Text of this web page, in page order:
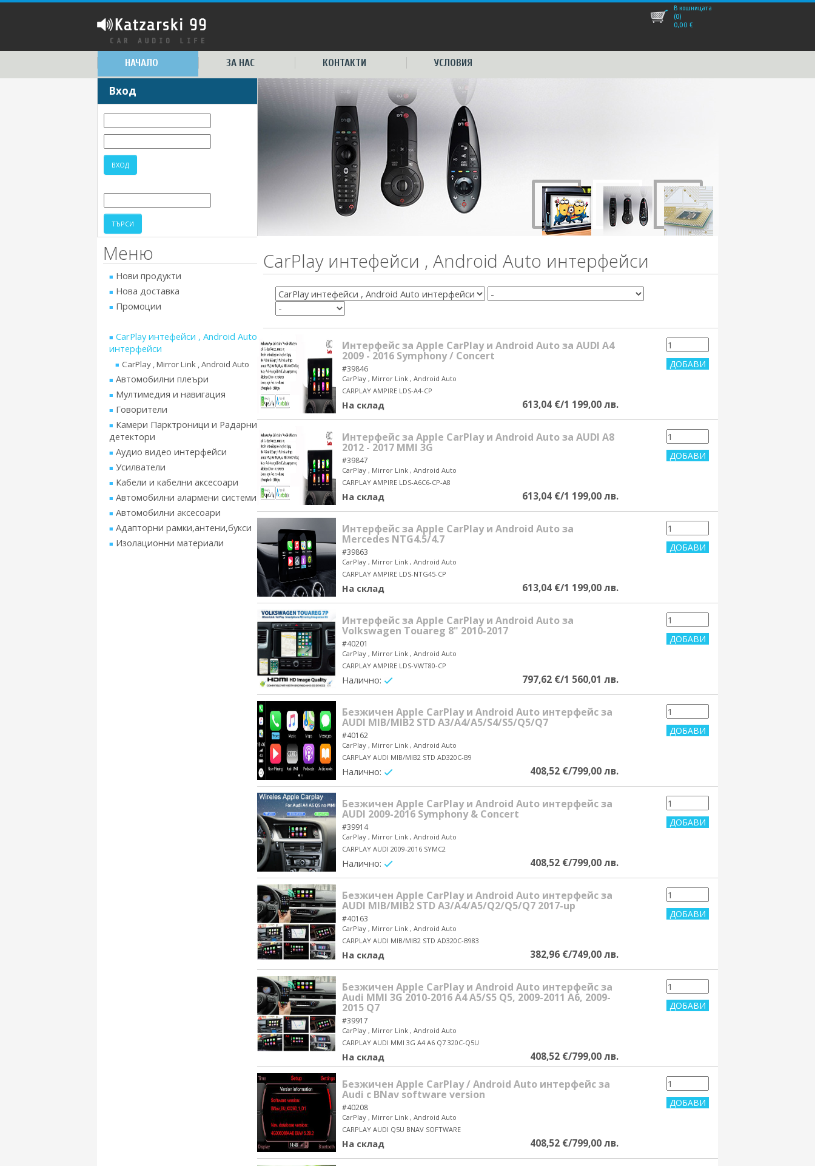
НАЧАЛО ЗА НАС КОНТАКТИ УСЛОВИЯ
В кошницата
(0)
0,00 €
Вход
Меню
Нови продукти
Нова доставка
Промоции
CarPlay интефейси , Android Auto
интерфейси
CarPlay , Mirror Link , Android Auto
Автомобилни плеъри
Мултимедия и навигация
Говорители
Камери Парктроници и Радарни
детектори
Аудио видео интерфейси
Усилватели
Кабели и кабелни аксесоари
Автомобилни алармени системи
Автомобилни аксесоари
Адапторни рамки,антени,букси
Изолационни материали
CarPlay интефейси , Android Auto интерфейси
Интерфейс за Apple CarPlay и Android Auto за AUDI A4
2009 - 2016 Symphony / Concert
#39846
CarPlay , Mirror Link , Android Auto
CARPLAY AMPIRE LDS-A4-CP
На склад 613,04 €/1 199,00 лв.
Интерфейс за Apple CarPlay и Android Auto за AUDI A8
2012 - 2017 MMI 3G
#39847
CarPlay , Mirror Link , Android Auto
CARPLAY AMPIRE LDS-A6C6-CP-A8
На склад 613,04 €/1 199,00 лв.
Интерфейс за Apple CarPlay и Android Auto за
Mercedes NTG4.5/4.7
#39863
CarPlay , Mirror Link , Android Auto
CARPLAY AMPIRE LDS-NTG45-CP
На склад 613,04 €/1 199,00 лв.
Интерфейс за Apple CarPlay и Android Auto за
Volkswagen Touareg 8" 2010-2017
#40201
CarPlay , Mirror Link , Android Auto
CARPLAY AMPIRE LDS-VWT80-CP
Налично: 797,62 €/1 560,01 лв.
Безжичен Apple CarPlay и Android Auto интерфейс за
AUDI MIB/MIB2 STD A3/A4/A5/S4/S5/Q5/Q7
#40162
CarPlay , Mirror Link , Android Auto
CARPLAY AUDI MIB/MIB2 STD AD320C-B9
Налично: 408,52 €/799,00 лв.
Безжичен Apple CarPlay и Android Auto интерфейс за
AUDI 2009-2016 Symphony & Concert
#39914
CarPlay , Mirror Link , Android Auto
CARPLAY AUDI 2009-2016 SYMC2
Налично: 408,52 €/799,00 лв.
Безжичен Apple CarPlay и Android Auto интерфейс за
AUDI MIB/MIB2 STD A3/A4/A5/Q2/Q5/Q7 2017-up
#40163
CarPlay , Mirror Link , Android Auto
CARPLAY AUDI MIB/MIB2 STD AD320C-B983
На склад 382,96 €/749,00 лв.
Безжичен Apple CarPlay и Android Auto интерфейс за
Audi MMI 3G 2010-2016 A4 A5/S5 Q5, 2009-2011 A6, 2009-
2015 Q7
#39917
CarPlay , Mirror Link , Android Auto
CARPLAY AUDI MMI 3G A4 A6 Q7 320C-Q5U
На склад 408,52 €/799,00 лв.
Безжичен Apple CarPlay / Android Auto интерфейс за
Audi с BNav software version
#40208
CarPlay , Mirror Link , Android Auto
CARPLAY AUDI Q5U BNAV SOFTWARE
На склад 408,52 €/799,00 лв.